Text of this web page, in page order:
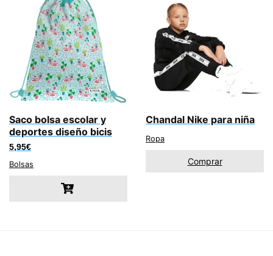
Saco bolsa escolar y
deportes diseño bicis
5,95€
Bolsas
Chandal Nike para niña
Ropa
Comprar